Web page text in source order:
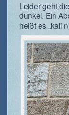
Leider geht
dunkel. Ein
heißt es „kali